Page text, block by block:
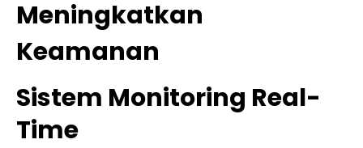
Meningkatkan
Keamanan
Sistem Monitoring Real-
Time